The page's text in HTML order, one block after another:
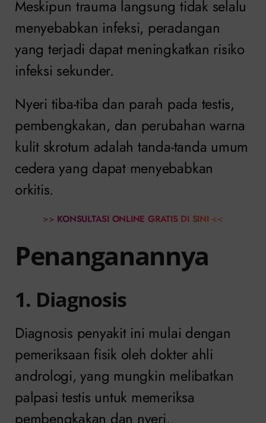
Meskipun trauma langsung tidak selalu
menyebabkan infeksi, peradangan
yang terjadi dapat meningkatkan risiko
infeksi sekunder.
Nyeri tiba-tiba dan parah pada testis,
pembengkakan, dan perubahan warna
kulit skrotum adalah tanda-tanda umum
cedera yang dapat menyebabkan
orkitis.
>> KONSULTASI ONLINE GRATIS DI SINI <<
Penanganannya
1. Diagnosis
Diagnosis penyakit ini mulai dengan
pemeriksaan fisik oleh dokter ahli
andrologi, yang mungkin melibatkan
palpasi testis untuk memeriksa
pembengkakan dan nyeri.